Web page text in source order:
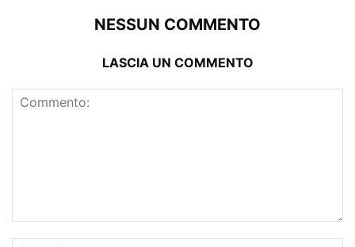
NESSUN COMMENTO
LASCIA UN COMMENTO